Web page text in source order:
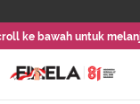
ke bawah untuk